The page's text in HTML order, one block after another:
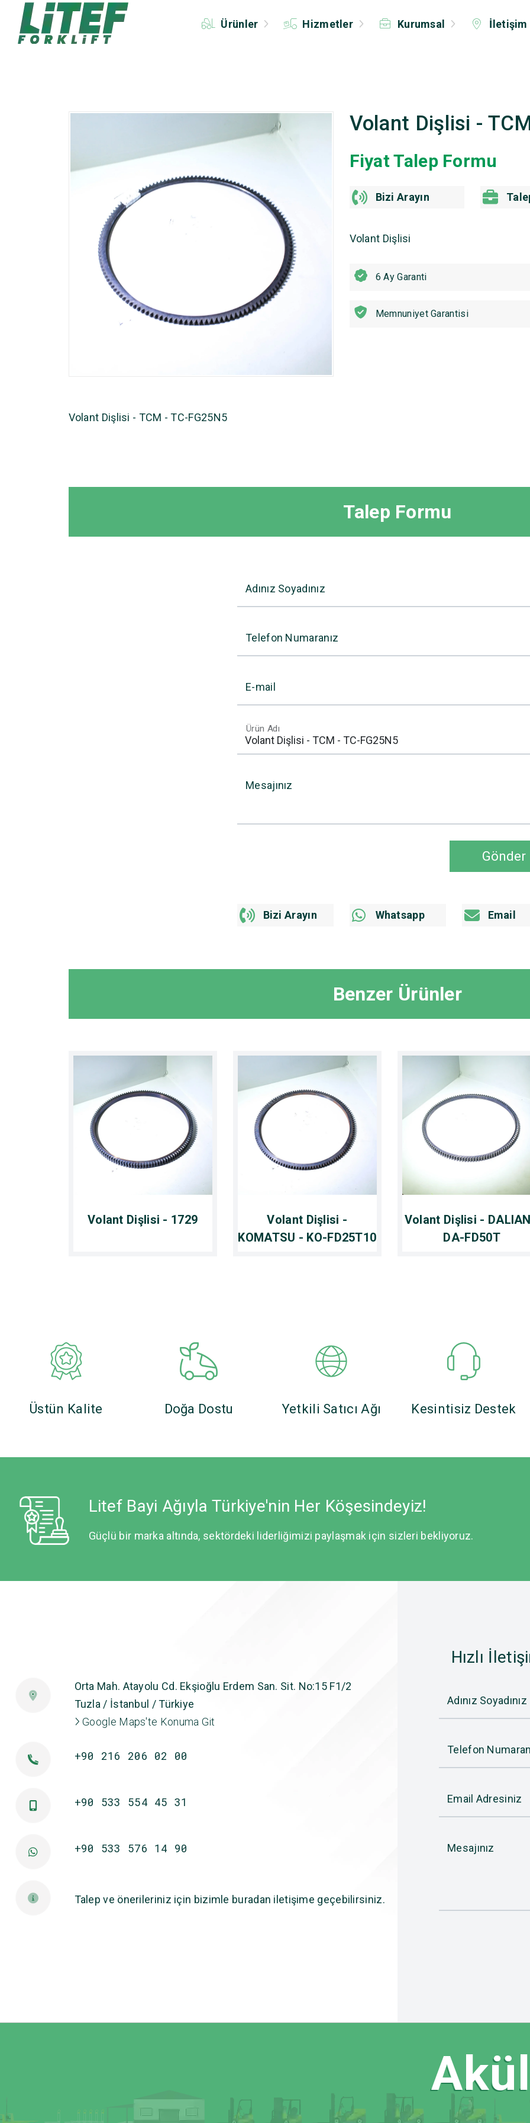
Ürünler Hizmetler Kurumsal İletişim
Volant Dişlisi -
Fiyat Talep Formu
Bizi Arayın
Volant Dişlisi
6 Ay Garanti
Memnuniyet Garantisi
Volant Dişlisi - TCM - TC-FG25N5
Talep Formu
Adınız Soyadınız
Telefon Numaranız
E-mail
Ürün Adı
Mesajınız
Gönder
Bizi Arayın Whatsapp Email
Benzer Ürünler
Volant Dişlisi - 1729
Volant Dişlisi -
KOMATSU - KO-FD25T10
Volant Dişlisi -
DA-FD50T
Üstün Kalite Doğa Dostu Yetkili Satıcı Ağı Kesintisiz Destek
Litef Bayi Ağıyla Türkiye'nin Her Köşesindeyiz!
Güçlü bir marka altında, sektördeki liderliğimizi paylaşmak için sizleri bekliyoruz.
Orta Mah. Atayolu Cd. Ekşioğlu Erdem San. Sit. No:15 F1/2
Tuzla / İstanbul / Türkiye
Google Maps'te Konuma Git
+90 216 206 02 00
+90 533 554 45 31
+90 533 576 14 90
Talep ve önerileriniz için bizimle buradan iletişime geçebilirsiniz.
Hızlı
Adınız Soyadınız
Telefon
Email Adresiniz
Mesajınız